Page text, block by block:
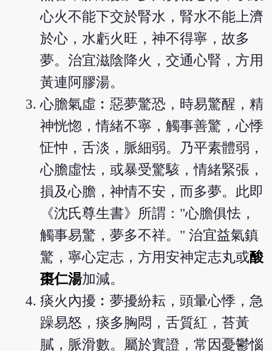
心火不能下交於腎水，腎水不能上濟
於心，水虧火旺，神不得寧，故多
夢。治宜滋陰降火，交通心腎，方用
黃連阿膠湯。
心膽氣虛︰惡夢驚恐，時易驚醒，精
神恍惚，情緒不寧，觸事善驚，心悸
怔忡，舌淡，脈細弱。乃平素體弱，
心膽虛怯，或暴受驚駭，情緒緊張，
損及心膽，神情不安，而多夢。此即
《沈氏尊生書》所謂："心膽俱怯，
觸事易驚，夢多不祥。" 治宜益氣鎮
驚，寧心定志，方用安神定志丸或酸
棗仁湯加減。
痰火內擾︰夢擾紛耘，頭暈心悸，急
躁易怒，痰多胸悶，舌質紅，苔黃
膩，脈滑數。屬於實證，常因憂鬱惱